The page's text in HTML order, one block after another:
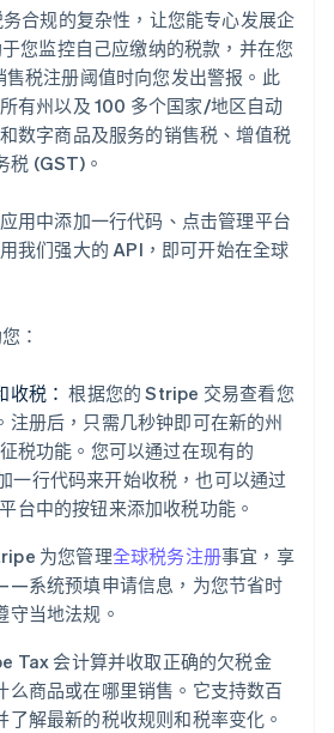
合规的复杂性，让您能专心发展企
您监控自己应缴纳的税款，并在您
税注册阈值时向您发出警报。此
有州以及 100 多个国家/地区自动
数字商品及服务的销售税、增值税
税 (GST)。
用中添加一行代码、点击管理平台
我们强大的 API，即可开始在全球
：
收税： 根据您的 Stripe 交易查看您
注册后，只需几秒钟即可在新的州
税功能。您可以通过在现有的
一行代码来开始收税，也可以通过
台中的按钮来添加收税功能。
为您管理全球税务注册事宜，享
系统预填申请信息，为您节省时
守当地法规。
Tax 会计算并收取正确的欠税金
么商品或在哪里销售。它支持数百
了解最新的税收规则和税率变化。